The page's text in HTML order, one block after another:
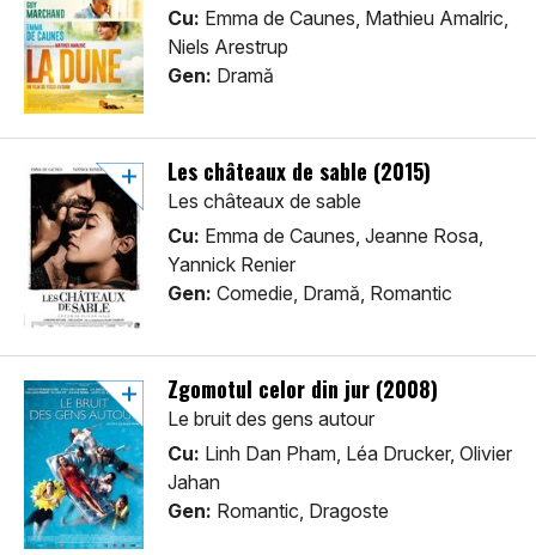
Cu: Emma de Caunes, Mathieu Amalric,
Niels Arestrup
Gen: Dramă
Les châteaux de sable (2015)
Les châteaux de sable
Cu: Emma de Caunes, Jeanne Rosa,
Yannick Renier
Gen: Comedie, Dramă, Romantic
Zgomotul celor din jur (2008)
Le bruit des gens autour
Cu: Linh Dan Pham, Léa Drucker, Olivier
Jahan
Gen: Romantic, Dragoste